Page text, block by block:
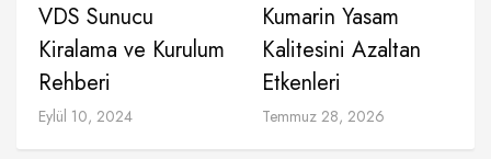
VDS Sunucu
Kiralama ve Kurulum
Rehberi
Eylül 10, 2024
Kumarin Yasam
Kalitesini Azaltan
Etkenleri
Temmuz 28, 2026